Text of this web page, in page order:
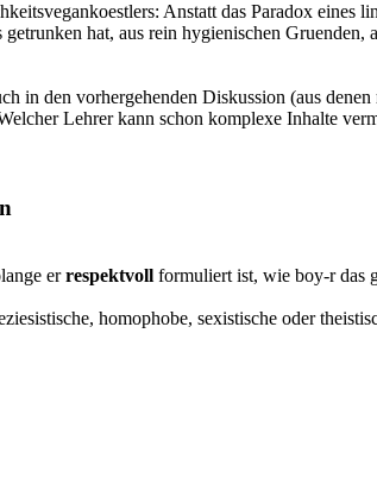
Anstatt das Paradox
hat, aus rein hygienischen
in den vorhergehenden Diskussion (aus
Lehrer kann schon komplexe Inhalte
errespektvoll formuliert ist, wie boy-r das
homophobe, sexistische oder